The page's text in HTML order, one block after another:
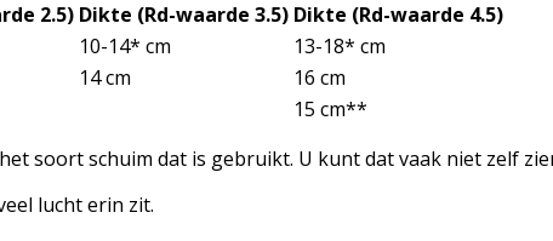
2.5) Dikte (Rd-waarde 3.5) Dikte (Rd-waarde 4.5)
10-14* cm
13-18* cm
14 cm
16 cm
15 cm**
soort schuim dat is gebruikt. U kunt dat vaak niet zelf
lucht erin zit.